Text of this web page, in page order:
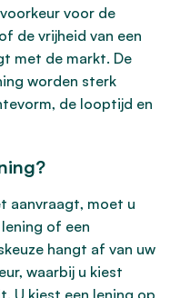
voor de
de vrijheid van een
met de markt. De
worden sterk
de looptijd en
aanvraagt, moet u
of een
hangt af van uw
waarbij u kiest
U kiest een lening op